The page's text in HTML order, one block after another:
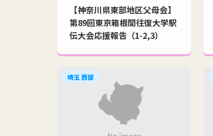
【神奈川県東部地区父母会】
第89回東京箱根間往復大学駅
伝大会応援報告（1-2,3）
埼玉 西部